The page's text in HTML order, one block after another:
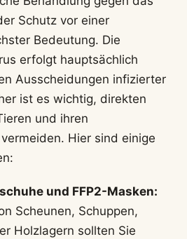
Schutz vor einer
Bedeutung. Die
erfolgt hauptsächlich
Ausscheidungen infizierter
ist es wichtig, direkten
und ihren
Hier sind einige
und FFP2-Masken:
Scheunen, Schuppen,
Holzlagern sollten Sie